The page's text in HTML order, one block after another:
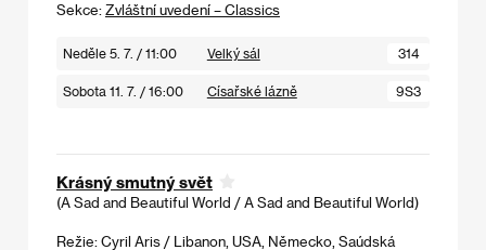
Sekce: Zvláštní uvedení – Classics
Neděle 5. 7. / 11:00 Velký sál 314
Sobota 11. 7. / 16:00 Císařské lázně 9S3
Krásný smutný svět
(A Sad and Beautiful World / A Sad and Beautiful World)
Režie: Cyril Aris / Libanon, USA, Německo, Saúdská